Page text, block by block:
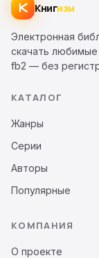
Книгизм
Электронная
скачать любимые
fb2 — без
КАТАЛОГ
Жанры
Серии
Авторы
Популярные
КОМПАНИЯ
О проекте